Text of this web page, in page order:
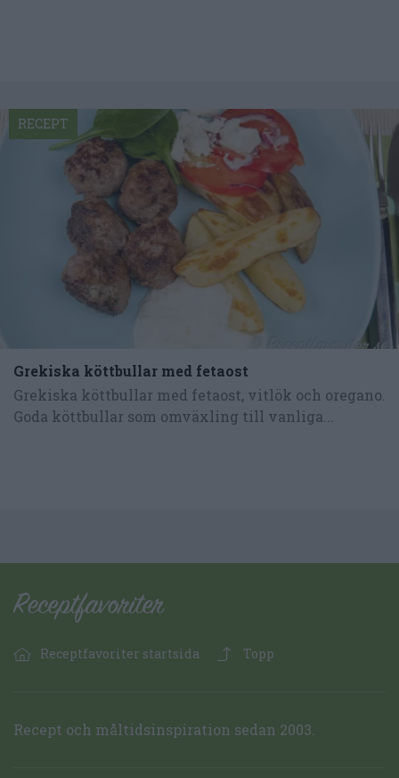
Grekiska köttbullar med fetaost
Grekiska köttbullar med fetaost, vitlök och oregano.
Goda köttbullar som omväxling till vanliga...
RECEPT
Receptfavoriter startsida Topp
Recept och måltidsinspiration sedan 2003.